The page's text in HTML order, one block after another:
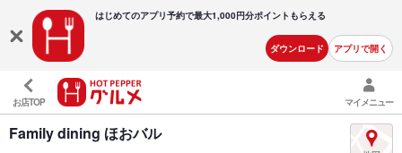
はじめてのアプリ予約で最大1,000円分ポイントもらえる
ダウンロード アプリで開く
お店TOP マイメニュー
Family dining ほおバル